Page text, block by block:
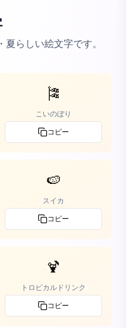
らしい絵文字です。
🎏
こいのぼり
コピー
🍉
スイカ
コピー
🍹
トロピカルドリンク
コピー